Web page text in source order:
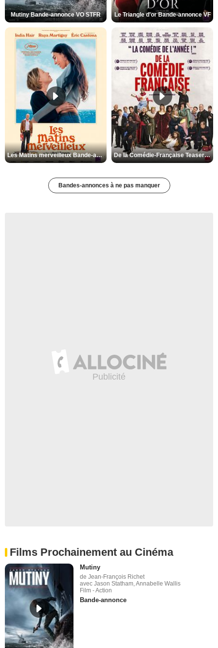
Mutiny Bande-annonce VO STFR Le Triangle d'or Bande-annonce VF
Les Matins merveilleux Bande-annonce VF De la Comédie-Française Teaser VF
Bandes-annonces à ne pas manquer
Films Prochainement au Cinéma
Mutiny
de Jean-François Richet
avec Jason Statham, Annabelle Wallis
Film - Action
Bande-annonce